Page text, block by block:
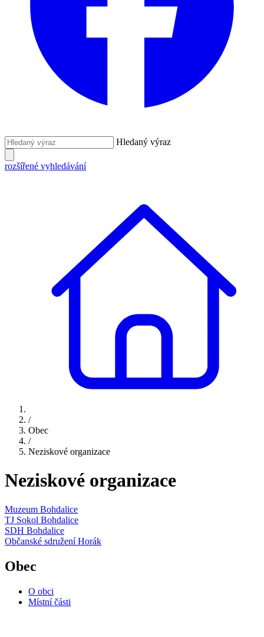
Hledaný výraz
rozšířené vyhledávání
/
Obec
/
Neziskové organizace
Neziskové organizace
Muzeum Bohdalice
TJ Sokol Bohdalice
SDH Bohdalice
Občanské sdružení Horák
Obec
O obci
Místní části